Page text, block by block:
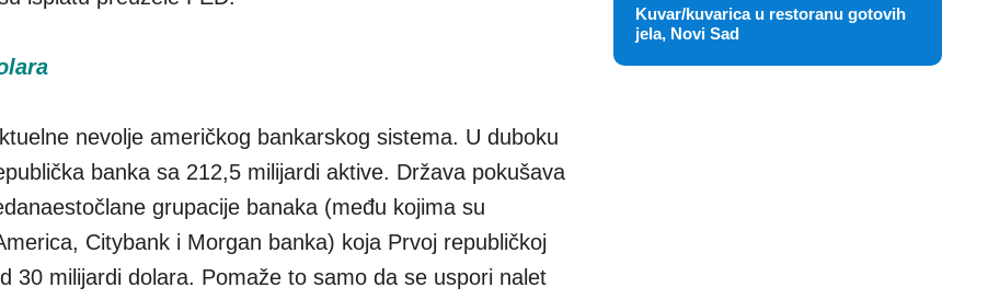
nevolje američkog bankarskog sistema. U duboku
banka sa 212,5 milijardi aktive. Država pokušava
grupacije banaka (među kojima su
Citybank i Morgan banka) koja Prvoj republičkoj
30 milijardi dolara. Pomaže to samo da se uspori nalet
Kuvar/kuvarica u restoranu gotovih
jela, Novi Sad